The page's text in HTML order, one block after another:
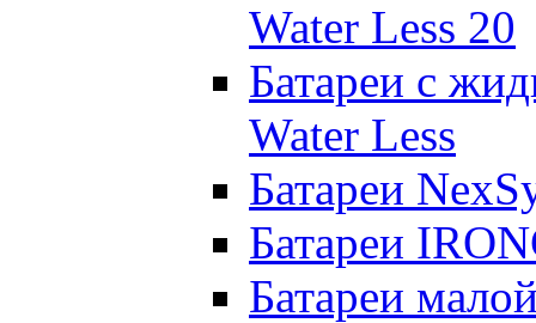
Water Less 20
Батареи с
Water Less
Батареи
Батареи
Батареи